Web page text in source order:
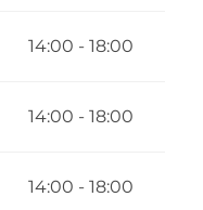
14:00 - 18:00
14:00 - 18:00
14:00 - 18:00